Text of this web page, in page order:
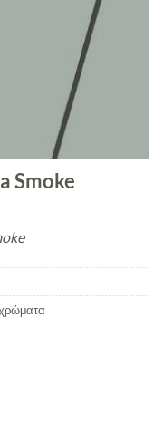
Smoke